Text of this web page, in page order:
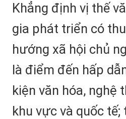
Khẳng định vị thế
gia phát triển có
hướng xã hội chủ
là điểm đến hấp
kiện văn hóa, nghệ
khu vực và quốc